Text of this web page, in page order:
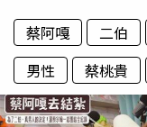
蔡阿嘎 二伯
男性
蔡桃貴